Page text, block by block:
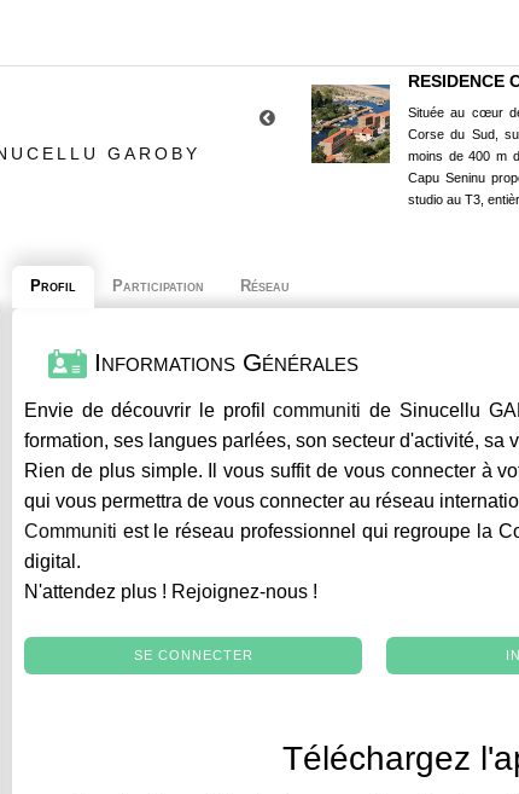
GAROBY
RESIDENCE
Située au cœur
Corse du Sud,
moins de 400 m
Capu Seninu
studio au T3,
Profil Participation Réseau
Informations Générales
Envie de découvrir le profilcommuniti de Sinucellu
formation, ses langues parlées, son secteur d'activité, sa
Rien de plus simple. Il vous suffit de vous connecter à
qui vous permettra de vous connecter au réseau
Communiti est le réseau professionnel qui regroupe la
digital.
N'attendez plus ! Rejoignez-nous !
SE CONNECTER
Téléchargez